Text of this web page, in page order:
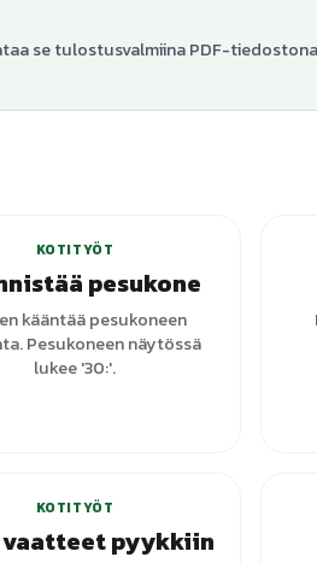
se tulostusvalmiina PDF-
KOTITYÖT
pesukone
kääntää pesukoneen
Pesukoneen näytössä
lukee '30:'.
KOTITYÖT
pyykkiin